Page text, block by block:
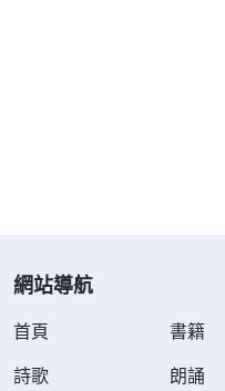
網站導航
首頁 書籍
詩歌
朗誦